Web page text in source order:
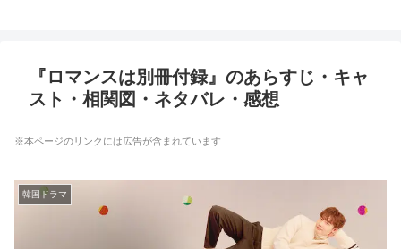
『ロマンスは別冊付録』のあらすじ・キャ
スト・相関図・ネタバレ・感想
※本ページのリンクには広告が含まれています
韓国ドラマ